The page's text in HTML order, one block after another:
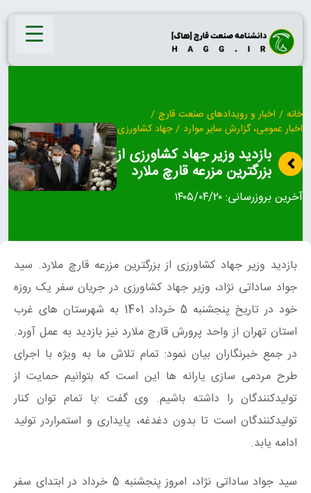
Skip
content
خانه / اخبار و رویدادهای صنعت قارچ /
اخبار عمومی، گزارش سایر موارد / جهاد کشاورزی
بازدید وزیر جهاد کشاورزی از
بزرگترین مزرعه قارچ ملارد
آخرین بروزرسانی:۱۴۰۵/۰۴/۲۰
بازدید وزیر جهاد کشاورزی از بزرگترین مزرعه قارچ ملارد. سید
جواد ساداتی نژاد، وزیر جهاد کشاورزی در جریان سفر یک روزه
خود در تاریخ پنجشنبه 5 خرداد 1401 به شهرستان های غرب
استان تهران از واحد پرورش قارچ ملارد نیز بازدید به عمل آورد.
در جمع خبرنگاران بیان نمود: تمام تلاش ما به ویژه با اجرای
طرح مردمی سازی یارانه ها این است که بتوانیم حمایت از
تولیدکنندگان را داشته باشیم. وی گفت :با تمام توان کنار
تولیدکنندگان است تا بدون دغدغه، پایداری و استمراردر تولید
ادامه یابد.
سید جواد ساداتی نژاد، امروز پنجشنبه 5 خرداد در ابتدای سفر